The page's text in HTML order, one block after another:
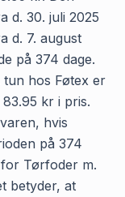
d. 30. juli 2025
d. 7. august
på 374 dage.
hos Føtex er
kr i pris.
hvis
på 374
Tørfoder m.
betyder, at